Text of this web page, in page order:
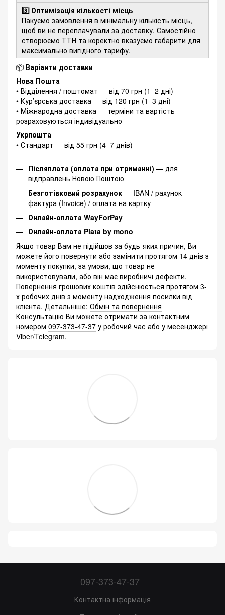
3️⃣ Оптимізація кількості місць
Пакуємо замовлення в мінімальну кількість місць,
щоб ви не переплачували за доставку. Самостійно
створюємо ТТН та коректно вказуємо габарити для
максимально вигідного тарифу.
📦 Варіанти доставки
Нова Пошта
• Відділення / поштомат — від 70 грн (1–2 дні)
• Курʼєрська доставка — від 120 грн (1–3 дні)
• Міжнародна доставка — терміни та вартість
розраховуються індивідуально
Укрпошта
• Стандарт — від 55 грн (4–7 днів)
Післяплата (оплата при отриманні) — для
відправлень Новою Поштою
Безготівковий розрахунок — IBAN / рахунок-
фактура (Invoice) / оплата на картку
Онлайн-оплата WayForPay
Онлайн-оплата Plata by mono
Якщо товар Вам не підійшов за будь-яких причин, Ви
можете його повернути або замінити протягом 14 днів з
моменту покупки, за умови, що товар не
використовували, або він має виробничі дефекти.
Повернення грошових коштів здійснюється протягом 3-
х робочих днів з моменту надходження посилки від
клієнта. Детальніше: Обмін та повернення
Консультацію Ви можете отримати за контактним
номером 097-373-47-37 у робочий час або у месенджері
Viber/Telegram.
097-373-47-37
Контактна інформація